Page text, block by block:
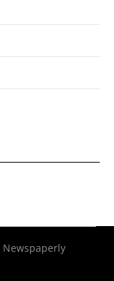
Newspaperly